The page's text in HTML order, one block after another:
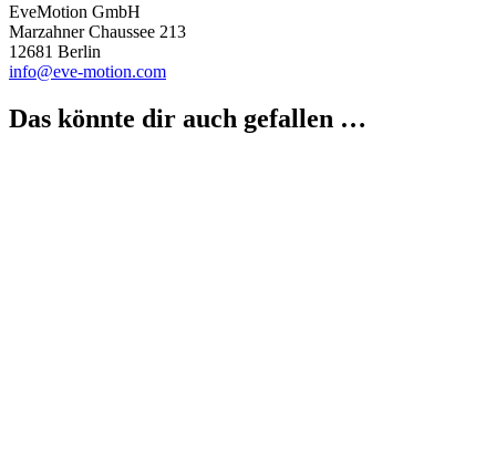
EveMotion GmbH
Marzahner Chaussee 213
12681 Berlin
info@eve-motion.com
Das könnte dir auch gefallen …